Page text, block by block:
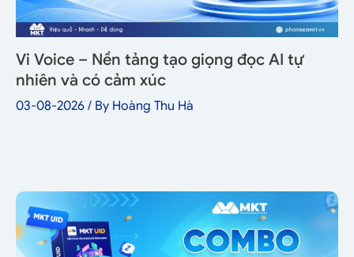
Vi Voice – Nền tảng tạo giọng đọc AI tự
nhiên và có cảm xúc
03-08-2026 / By Hoàng Thu Hà